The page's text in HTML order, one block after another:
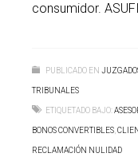
consumidor.
PUBLICADO EN
TRIBUNALES
ETIQUETADO BAJO:
BONOS CONVERTIBLES,
RECLAMACIÓN NULIDAD